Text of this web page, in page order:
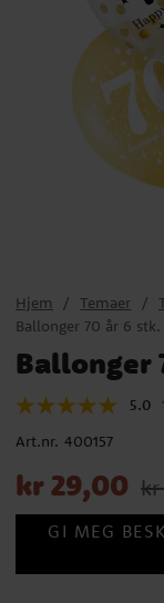
Hjem Temaer
Ballonger 70 år 6 stk.
Ballonger
5.0
Art.nr. 400157
Nåværende pris
kr 29,00
GI MEG